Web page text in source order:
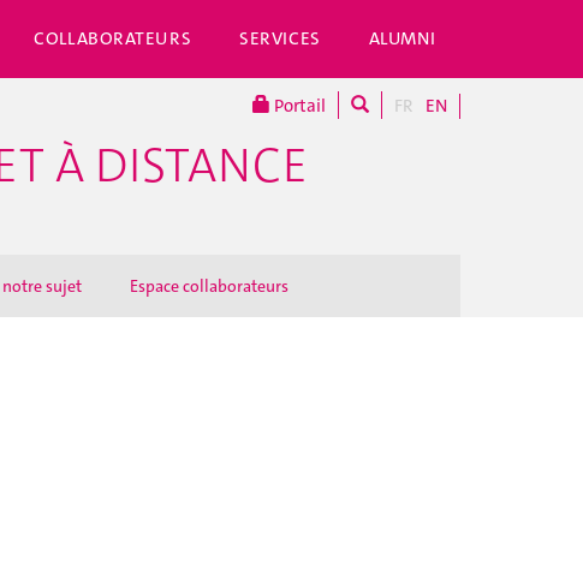
COLLABORATEURS SERVICES ALUMNI
Portail FR EN
À DISTANCE
notre sujet Espace collaborateurs